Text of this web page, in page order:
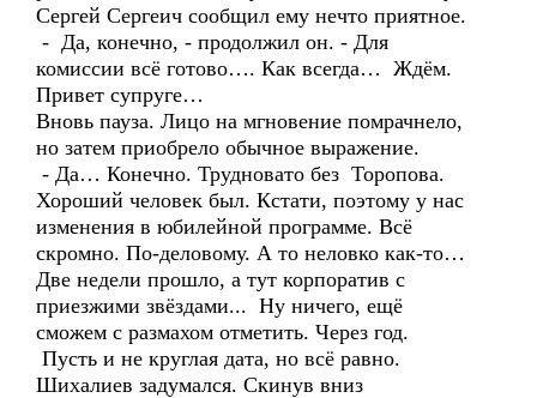
Сергей Сергеич сообщил ему нечто приятное.
- Да, конечно, - продолжил он. - Для
комиссии всё готово…. Как всегда… Ждём.
Привет супруге…
Вновь пауза. Лицо на мгновение помрачнело,
но затем приобрело обычное выражение.
- Да… Конечно. Трудновато без Торопова.
Хороший человек был. Кстати, поэтому у нас
изменения в юбилейной программе. Всё
скромно. По-деловому. А то неловко как-то…
Две недели прошло, а тут корпоратив с
приезжими звёздами... Ну ничего, ещё
сможем с размахом отметить. Через год.
Пусть и не круглая дата, но всё равно.
Шихалиев задумался. Скинув вниз